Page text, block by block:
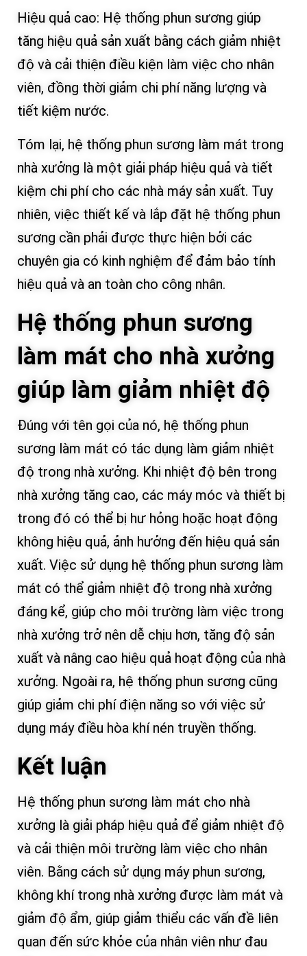
Hiệu quả cao: Hệ thống phun sương giúp
tăng hiệu quả sản xuất bằng cách giảm nhiệt
độ và cải thiện điều kiện làm việc cho nhân
viên, đồng thời giảm chi phí năng lượng và
tiết kiệm nước.
Tóm lại, hệ thống phun sương làm mát trong
nhà xưởng là một giải pháp hiệu quả và tiết
kiệm chi phí cho các nhà máy sản xuất. Tuy
nhiên, việc thiết kế và lắp đặt hệ thống phun
sương cần phải được thực hiện bởi các
chuyên gia có kinh nghiệm để đảm bảo tính
hiệu quả và an toàn cho công nhân.
Hệ thống phun sương
làm mát cho nhà xưởng
giúp làm giảm nhiệt độ
Đúng với tên gọi của nó, hệ thống phun
sương làm mát có tác dụng làm giảm nhiệt
độ trong nhà xưởng. Khi nhiệt độ bên trong
nhà xưởng tăng cao, các máy móc và thiết bị
trong đó có thể bị hư hỏng hoặc hoạt động
không hiệu quả, ảnh hưởng đến hiệu quả sản
xuất. Việc sử dụng hệ thống phun sương làm
mát có thể giảm nhiệt độ trong nhà xưởng
đáng kể, giúp cho môi trường làm việc trong
nhà xưởng trở nên dễ chịu hơn, tăng độ sản
xuất và nâng cao hiệu quả hoạt động của nhà
xưởng. Ngoài ra, hệ thống phun sương cũng
giúp giảm chi phí điện năng so với việc sử
dụng máy điều hòa khí nén truyền thống.
Kết luận
Hệ thống phun sương làm mát cho nhà
xưởng là giải pháp hiệu quả để giảm nhiệt độ
và cải thiện môi trường làm việc cho nhân
viên. Bằng cách sử dụng máy phun sương,
không khí trong nhà xưởng được làm mát và
giảm độ ẩm, giúp giảm thiểu các vấn đề liên
quan đến sức khỏe của nhân viên như đau